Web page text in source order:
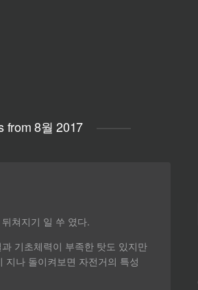
from 8월 2017
쳐지기 일 쑤 였다.
기초체력이 부족한 탓도 있지만
지나 돌이켜보면 자전거의 특성